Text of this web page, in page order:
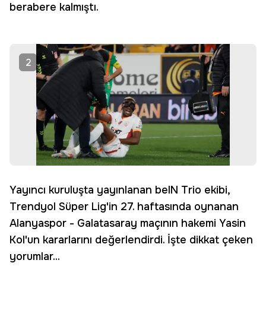
berabere kalmıştı.
2
Yayıncı kuruluşta yayınlanan beIN Trio ekibi,
Trendyol Süper Lig'in 27. haftasında oynanan
Alanyaspor - Galatasaray maçının hakemi Yasin
Kol'un kararlarını değerlendirdi. İşte dikkat çeken
yorumlar...